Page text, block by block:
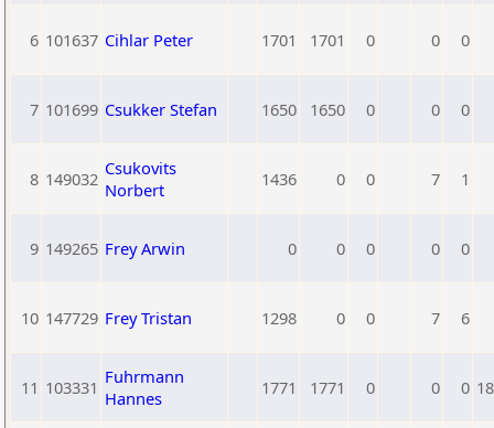
6 101637 Cihlar Peter 1701 1701 0 0 0
7 101699 Csukker Stefan 1650 1650 0 0 0
8 149032 Csukovits
Norbert
1436 0 0 7 1
9 149265 Frey Arwin 0 0 0 0 0
10 147729 Frey Tristan 1298 0 0 7 6
11 103331 Fuhrmann
Hannes
1771 1771 0 0 0